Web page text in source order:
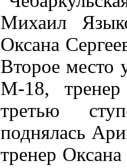
Михаил
Оксана
Второе место
М-18,
третью
поднялась
тренер